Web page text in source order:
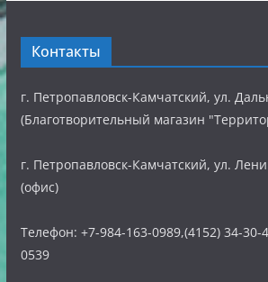
Контакты
г. Петропавловск-Камчатский, ул.
(Благотворительный магазин
г. Петропавловск-Камчатский, ул.
(офис)
Телефон: +7-984-163-0989,(4152) 34-30-
0539